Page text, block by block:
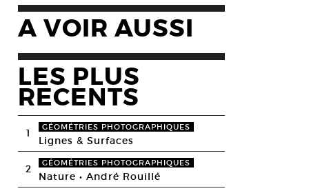
A VOIR AUSSI
LES PLUS
RECENTS
1 GÉOMÉTRIES PHOTOGRAPHIQUES
Lignes & Surfaces
2 GÉOMÉTRIES PHOTOGRAPHIQUES
Nature • André Rouillé